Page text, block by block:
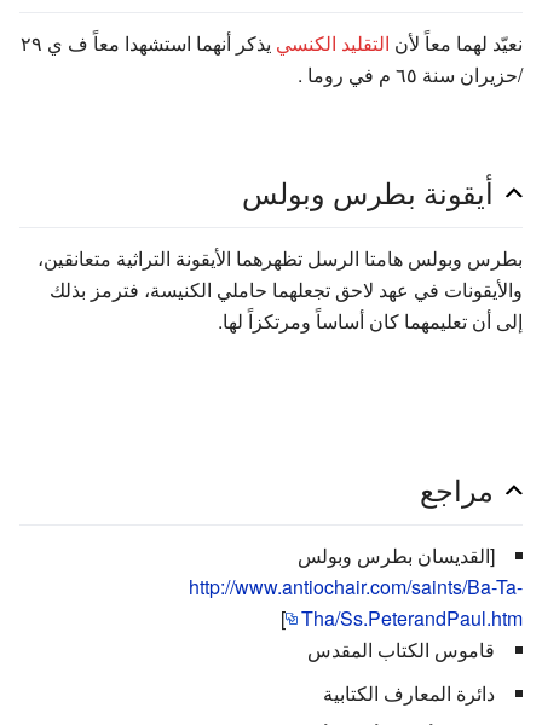
نعيّد لهما معاً لأن التقليد الكنسي
يذكر أنهما استشهدا معاً ف ي ٢٩
/حزيران سنة ٦٥ م في روما .
أيقونة بطرس وبولس
بطرس وبولس هامتا الرسل تظهرهما الأيقونة التراثية متعانقين،
والأيقونات في عهد لاحق تجعلهما حاملي الكنيسة، فترمز بذلك
إلى أن تعليمهما كان أساساً ومرتكزاً لها.
مراجع
[القديسان بطرس وبولس
http://www.antiochair.com/saints/Ba-Ta-
Tha/Ss.PeterandPaul.htm
]
قاموس الكتاب المقدس
دائرة المعارف الكتابية